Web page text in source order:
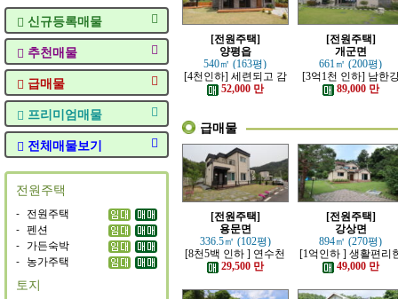
신규등록매물
추천매물
급매물
프리미엄매물
전체매물보기
전원주택
- 전원주택
- 펜션
- 가든숙박
- 농가주택
토지
[전원주택]
양평읍
540㎡ (163평)
[4천인하] 세련되고 감
각적인 모던한 전원주
52,000 만
[전원주택]
개군면
661㎡ (200평)
[3억1천 인하] 남한
조망 좋은 모던한 고
전원주택
89,000 만
급매물
[전원주택]
용문면
336.5㎡ (102평)
[8천5백 인하 ] 연수천
가까운 튼튼하게 잘지
은 전원주택
29,500 만
[전원주택]
강상면
894㎡ (270평)
[1억인하 ] 생활편리
정남향의 관리 잘된
49,000 만